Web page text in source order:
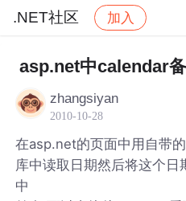
.NET社区 加入
.NET社区 帖子
asp.net中calendar
zhangsiyan
2010-10-28
在asp.net的页面中用自带
库中读取日期然后将这个
中